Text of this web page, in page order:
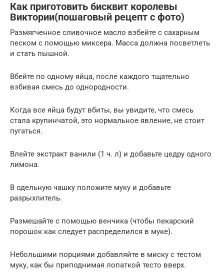
Как приготовить бисквит королевы
Виктории(пошаговый рецепт с фото)
Размягченное сливочное масло взбейте с сахарным
песком с помощью миксера. Масса должна посветлеть
и стать пышной.
Вбейте по одному яйца, после каждого тщательно
взбивая смесь до однородности.
Когда все яйца будут вбиты, вы увидите, что смесь
стала крупинчатой, это нормальное явление, не стоит
пугаться.
Влейте экстракт ванили (1 ч. л) и добавьте цедру одного
лимона.
В одельную чашку положите муку и добавьте
разрыхлитель.
Размешайте с помощью венчика (чтобы пекарский
порошок как следует распределился в муке).
Небольшими порциями добавляйте в миску с тестом
муку, как бы приподнимая лопаткой тесто вверх.